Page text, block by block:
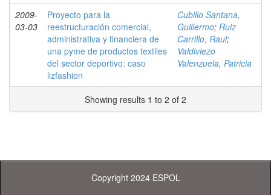
2009-
03-03
Proyecto para la
reestructuración comercial,
administrativa y financiera de
una pyme de productos textiles
del sector deportivo: caso
lizfashion
Cubillo Santana,
Guillermo; Ruiz
Carrillo, Raul;
Valdiviezo
Valenzuela, Patricia
Showing results 1 to 2 of 2
Copyright 2024 ESPOL